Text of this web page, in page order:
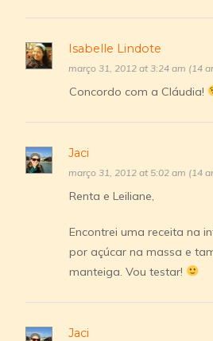
Isabelle Lindote
março 31, 2012 at 3:24 am (14
Concordo com a Cláudia!
Jaci
março 31, 2012 at 5:02 am (14
Renta e Leiliane,
Encontrei uma receita na
por açúcar na massa e
manteiga. Vou testar!
Jaci